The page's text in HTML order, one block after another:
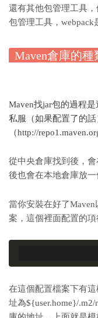
還有其他包管理工具
包管理工具，
Maven倉庫的種
Maven找jar包的過程
私服（如果配置了的
（http://
從中央倉庫找到後，
後也會在本地倉庫放一
當你安裝在好了
案，這個裡面配置的項
在這個配置檔案下有
址為${user.home}/